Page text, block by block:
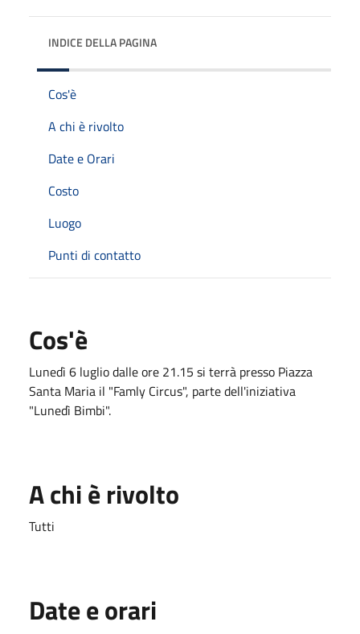
INDICE DELLA PAGINA
Cos'è
A chi è rivolto
Date e Orari
Costo
Luogo
Punti di contatto
Cos'è
Lunedì 6 luglio dalle ore 21.15 si terrà presso Piazza
Santa Maria il "Famly Circus", parte dell'iniziativa
"Lunedì Bimbi".
A chi è rivolto
Tutti
Date e orari